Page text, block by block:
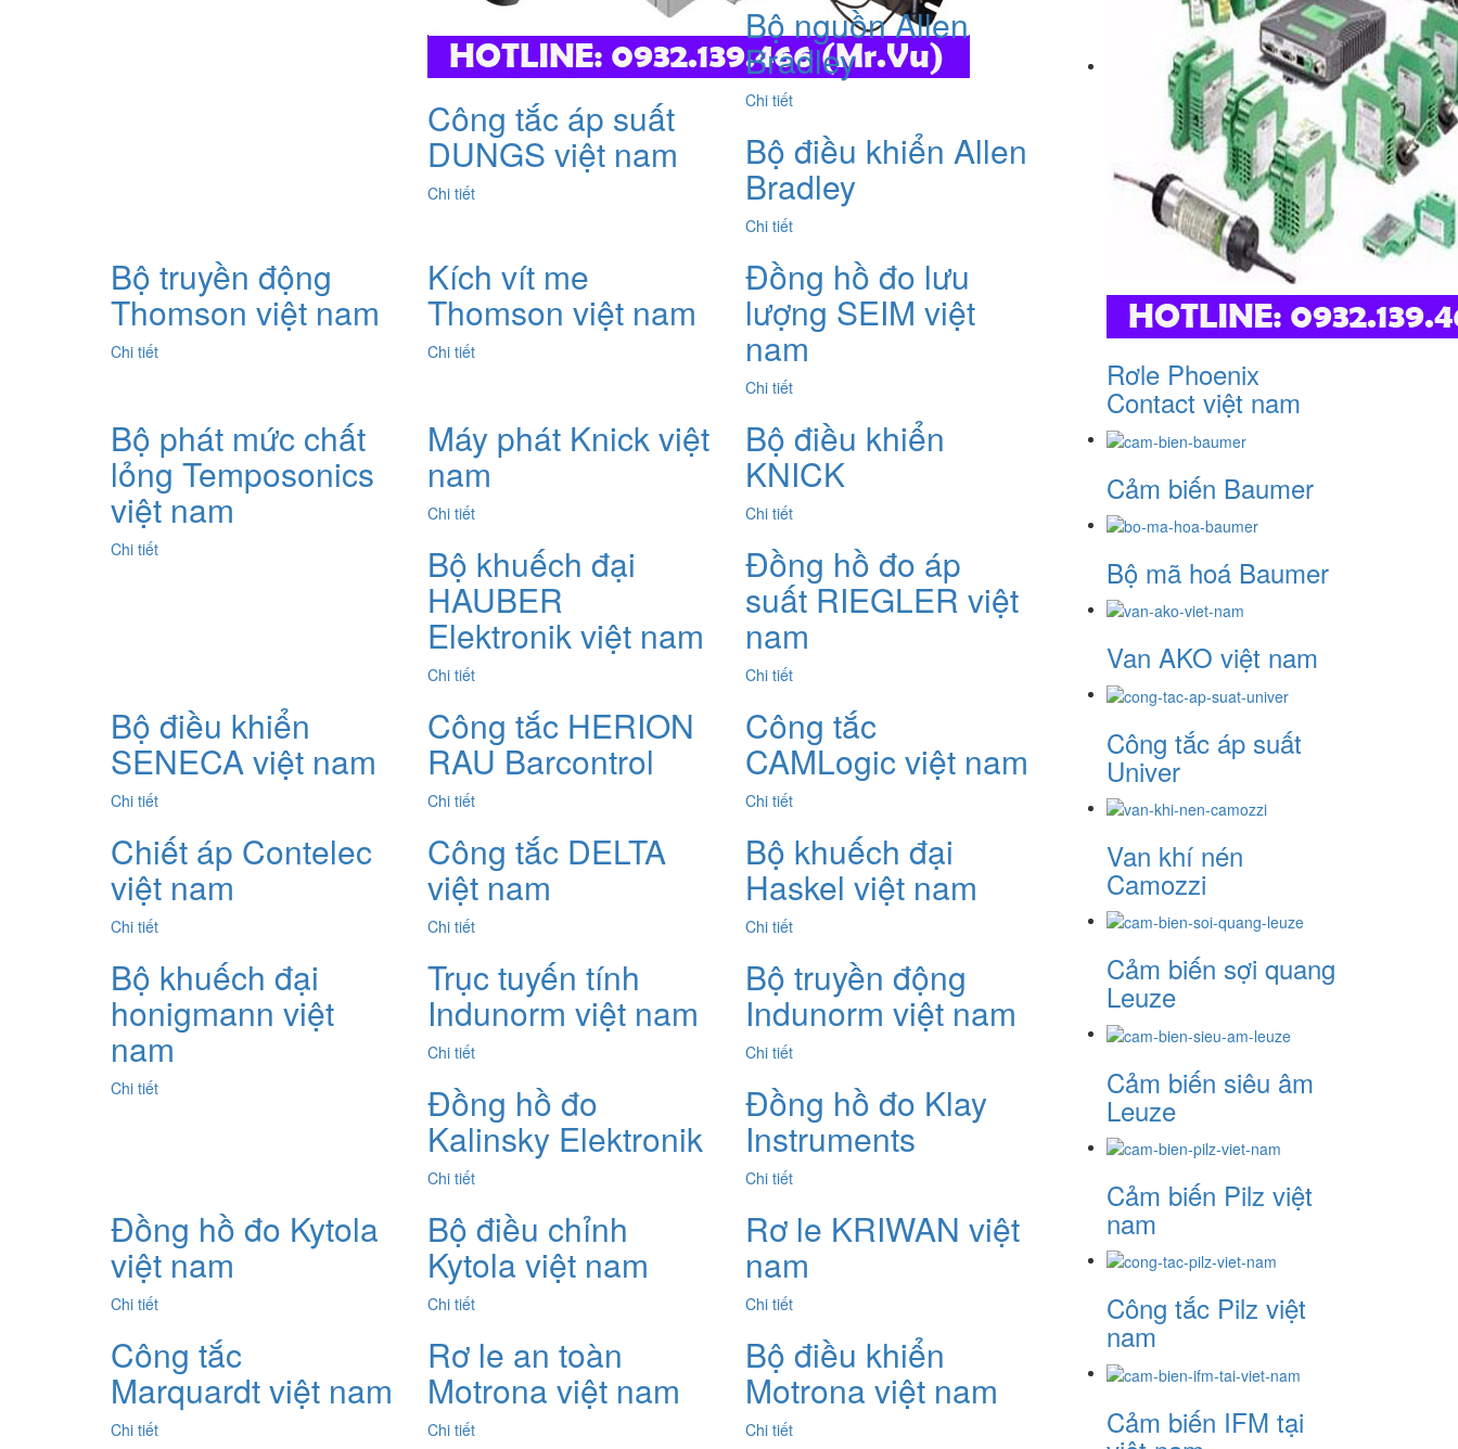
Công tắc áp suất
DUNGS việt nam
Chi tiết
Bộ nguồn Allen
Bradley
Chi tiết
Bộ điều khiển Allen
Bradley
Chi tiết
Bộ truyền động
Thomson việt nam
Chi tiết
Kích vít me
Thomson việt nam
Chi tiết
Đồng hồ đo lưu
lượng SEIM việt
nam
Chi tiết
Bộ phát mức chất
lỏng Temposonics
việt nam
Chi tiết
Máy phát Knick việt
nam
Chi tiết
Bộ điều khiển
KNICK
Chi tiết
Bộ khuếch đại
HAUBER
Elektronik việt nam
Chi tiết
Đồng hồ đo áp
suất RIEGLER việt
nam
Chi tiết
Bộ điều khiển
SENECA việt nam
Chi tiết
Công tắc HERION
RAU Barcontrol
Chi tiết
Công tắc
CAMLogic việt nam
Chi tiết
Chiết áp Contelec
việt nam
Chi tiết
Công tắc DELTA
việt nam
Chi tiết
Bộ khuếch đại
Haskel việt nam
Chi tiết
Bộ khuếch đại
honigmann việt
nam
Chi tiết
Trục tuyến tính
Indunorm việt nam
Chi tiết
Bộ truyền động
Indunorm việt nam
Chi tiết
Đồng hồ đo
Kalinsky Elektronik
Chi tiết
Đồng hồ đo Klay
Instruments
Chi tiết
Đồng hồ đo Kytola
việt nam
Chi tiết
Bộ điều chỉnh
Kytola việt nam
Chi tiết
Rơ le KRIWAN việt
nam
Chi tiết
Công tắc
Marquardt việt nam
Chi tiết
Rơ le an toàn
Motrona việt nam
Chi tiết
Bộ điều khiển
Motrona việt nam
Chi tiết
Rơle Phoenix
Contact việt nam
Cảm biến Baumer
Bộ mã hoá Baumer
Van AKO việt nam
Công tắc áp suất
Univer
Van khí nén
Camozzi
Cảm biến sợi quang
Leuze
Cảm biến siêu âm
Leuze
Cảm biến Pilz việt
nam
Công tắc Pilz việt
nam
Cảm biến IFM tại